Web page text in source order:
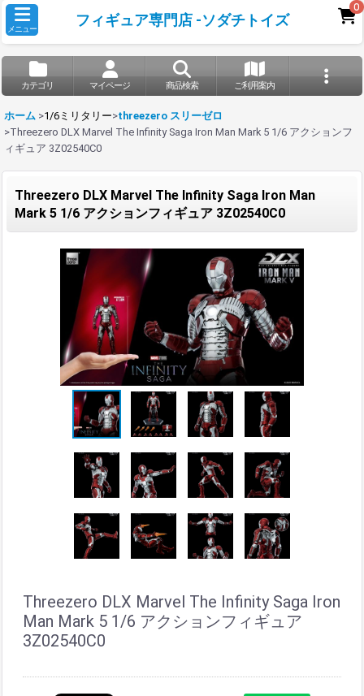
メニュー
フィギュア専門店 -ソダチトイズ
0
カテゴリ マイページ 商品検索 ご利用案内
ホーム >1/6ミリタリー>threezero スリーゼロ
>Threezero DLX Marvel The Infinity Saga Iron Man Mark 5 1/6 アクションフ
ィギュア 3Z02540C0
Threezero DLX Marvel The Infinity Saga Iron Man
Mark 5 1/6 アクションフィギュア 3Z02540C0
Threezero DLX Marvel The Infinity Saga Iron
Man Mark 5 1/6 アクションフィギュア
3Z02540C0